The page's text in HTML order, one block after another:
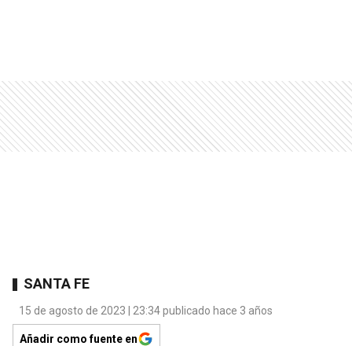
SANTA FE
15 de agosto de 2023 | 23:34 publicado hace 3 años
Añadir como fuente en